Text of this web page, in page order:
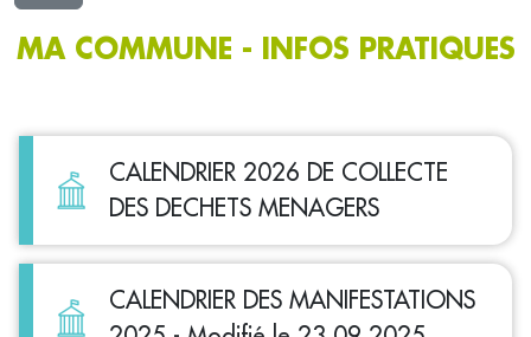
MA COMMUNE - INFOS PRATIQUES
CALENDRIER 2026 DE COLLECTE
DES DECHETS MENAGERS
CALENDRIER DES MANIFESTATIONS